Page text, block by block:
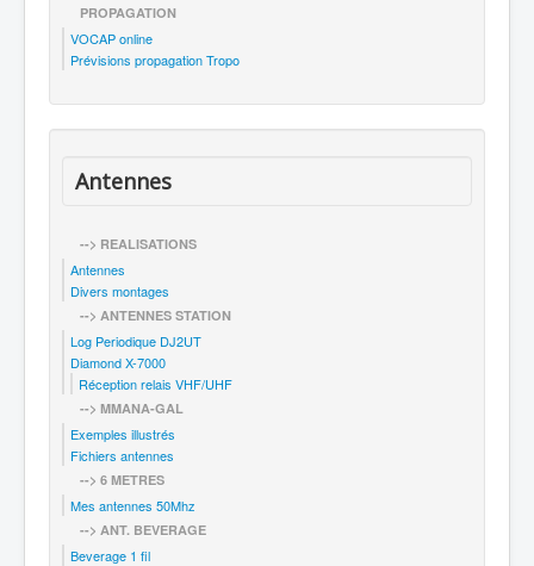
PROPAGATION
VOCAP online
Prévisions propagation Tropo
Antennes
--> REALISATIONS
Antennes
Divers montages
--> ANTENNES STATION
Log Periodique DJ2UT
Diamond X-7000
Réception relais VHF/UHF
--> MMANA-GAL
Exemples illustrés
Fichiers antennes
--> 6 METRES
Mes antennes 50Mhz
--> ANT. BEVERAGE
Beverage 1 fil